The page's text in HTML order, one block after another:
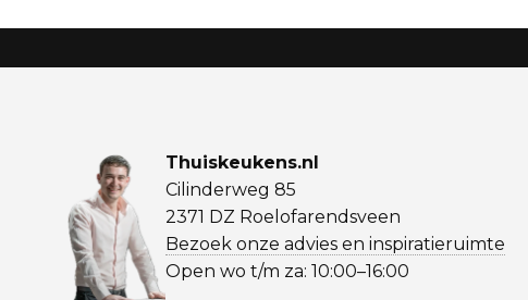
Thuiskeukens.nl
Cilinderweg 85
2371 DZ Roelofarendsveen
Bezoek onze advies en inspiratieruimte
Open wo t/m za: 10:00–16:00